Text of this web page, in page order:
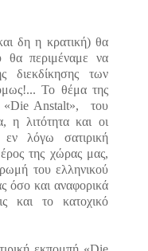
δη η κρατική) θα
θα περιμέναμε να
διεκδίκησης των
Το θέμα της
«Die Anstalt»,
του
η λιτότητα και οι
λόγω σατιρική
της χώρας μας,
του ελληνικού
όσο και αναφορικά
και το κατοχικό